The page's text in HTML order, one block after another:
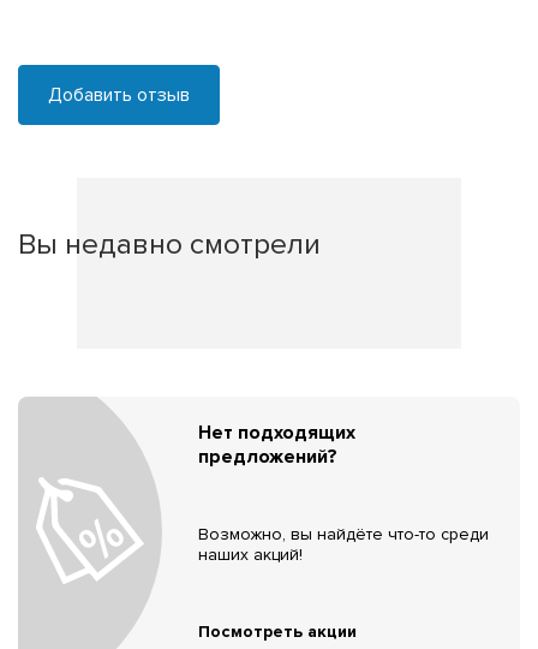
Добавить отзыв
Вы недавно смотрели
Нет подходящих
предложений?
Возможно, вы найдёте что-то среди
наших акций!
Посмотреть акции